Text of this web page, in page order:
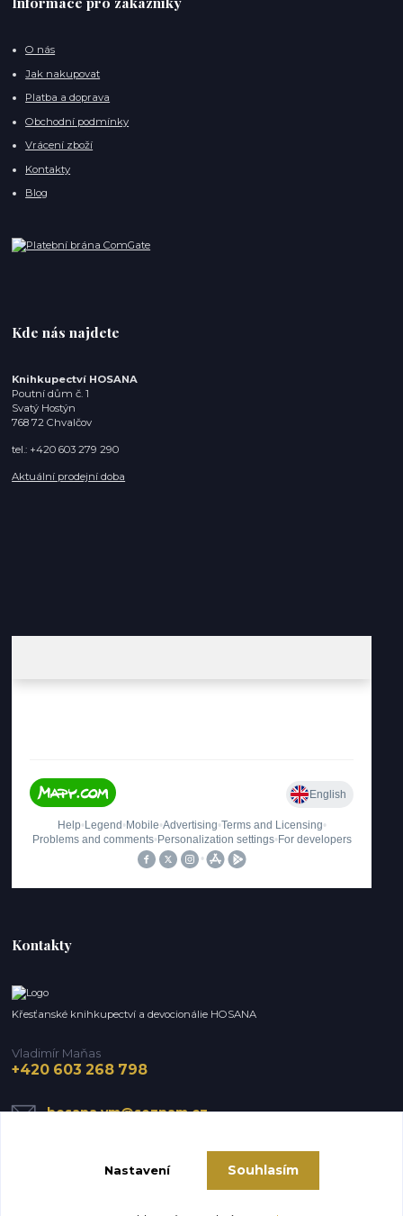
O nás
Jak nakupovat
Platba a doprava
Obchodní podmínky
Vrácení zboží
Kontakty
Blog
Kde nás najdete
Knihkupectví HOSANA
Poutní dům č. 1
Svatý Hostýn
768 72 Chvalčov
tel.: +420 603 279 290
Aktuální prodejní doba
Kontakty
Křesťanské knihkupectví a devocionálie HOSANA
Vladimír Maňas
+420 603 268 798
hosana.vm@seznam.cz
Nastavení Souhlasím